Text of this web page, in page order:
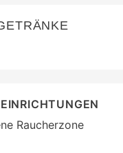
Raucherzone